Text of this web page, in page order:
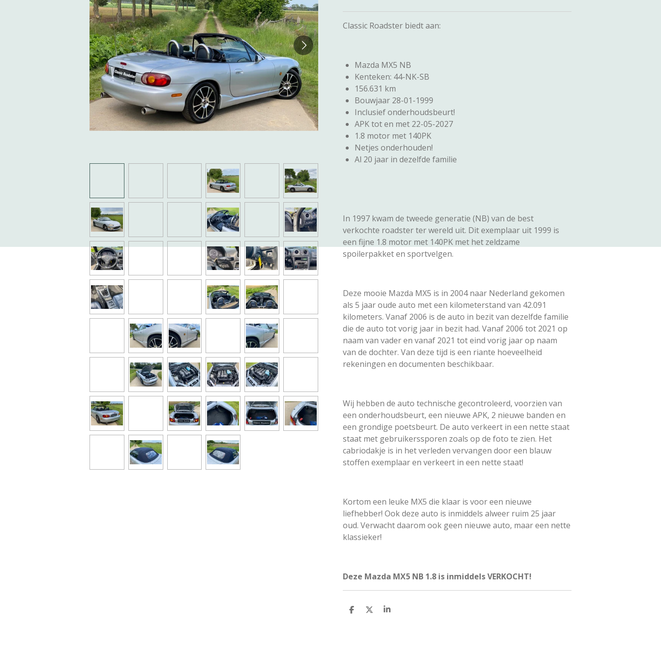
Classic Roadster biedt aan:
Mazda MX5 NB
Kenteken: 44-NK-SB
156.631 km
Bouwjaar 28-01-1999
Inclusief onderhoudsbeurt!
APK tot en met 22-05-2027
1.8 motor met 140PK
Netjes onderhouden!
Al 20 jaar in dezelfde familie
In 1997 kwam de tweede generatie (NB) van de best
verkochte roadster ter wereld uit. Dit exemplaar uit 1999 is
een fijne 1.8 motor met 140PK met het zeldzame
spoilerpakket en sportvelgen.
Deze mooie Mazda MX5 is in 2004 naar Nederland gekomen
als 5 jaar oude auto met een kilometerstand van 42.091
kilometers. Vanaf 2006 is de auto in bezit van dezelfde familie
die de auto tot vorig jaar in bezit had. Vanaf 2006 tot 2021 op
naam van vader en vanaf 2021 tot eind vorig jaar op naam
van de dochter. Van deze tijd is een riante hoeveelheid
rekeningen en documenten beschikbaar.
Wij hebben de auto technische gecontroleerd, voorzien van
een onderhoudsbeurt, een nieuwe APK, 2 nieuwe banden en
een grondige poetsbeurt. De auto verkeert in een nette staat
staat met gebruikerssporen zoals op de foto te zien. Het
cabriodakje is in het verleden vervangen door een blauw
stoffen exemplaar en verkeert in een nette staat!
Kortom een leuke MX5 die klaar is voor een nieuwe
liefhebber! Ook deze auto is inmiddels alweer ruim 25 jaar
oud. Verwacht daarom ook geen nieuwe auto, maar een nette
klassieker!
Deze Mazda MX5 NB 1.8 is inmiddels VERKOCHT!
D
D
S